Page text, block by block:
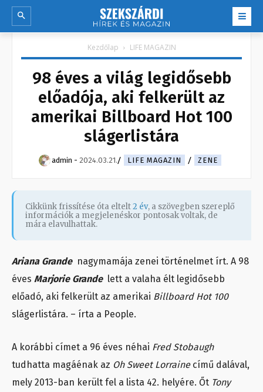
Kezdőlap LIFE MAGAZIN
98 éves a világ legidősebb
előadója, aki felkerült az
amerikai Billboard Hot 100
slágerlistára
admin - 2024.03.21. LIFE MAGAZIN ZENE
Cikkünk frissítése óta eltelt2 év, a szövegben szereplő
információk a megjelenéskor pontosak voltak, de
mára elavulhattak.
Ariana Grande nagymamája zenei történelmet írt. A 98
éves Marjorie Grande lett a valaha élt legidősebb
előadó, aki felkerült az amerikai Billboard Hot 100
slágerlistára. – írta a People.
A korábbi címet a 96 éves néhai Fred Stobaugh
tudhatta magáénak az Oh Sweet Lorraine című dalával,
mely 2013-ban került fel a lista 42. helyére. Őt Tony